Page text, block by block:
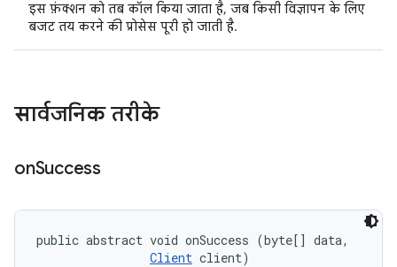
इस फ़ंक्शन को तब कॉल किया जाता है, जब किसी विज्ञापन के लिए
बजट तय करने की प्रोसेस पूरी हो जाती है.
सार्वजनिक तरीके
onSuccess
public abstract void onSuccess (byte[] data,
Client client)